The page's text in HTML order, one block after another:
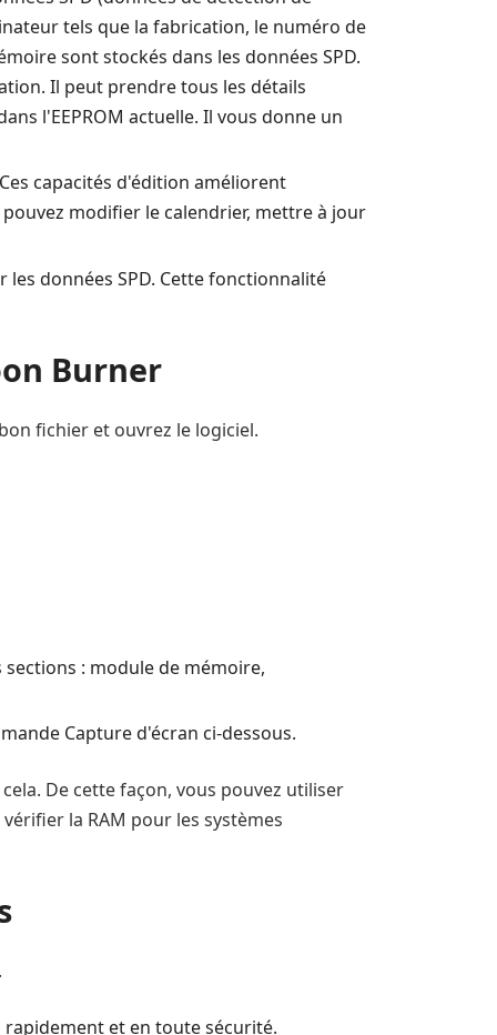
tels que la fabrication, le numéro de
sont stockés dans les données SPD.
Il peut prendre tous les détails
l'EEPROM actuelle. Il vous donne un
capacités d'édition améliorent
modifier le calendrier, mettre à jour
données SPD. Cette fonctionnalité
Burner
fichier et ouvrez le logiciel.
: module de mémoire,
Capture d'écran ci-dessous.
De cette façon, vous pouvez utiliser
la RAM pour les systèmes
et en toute sécurité.